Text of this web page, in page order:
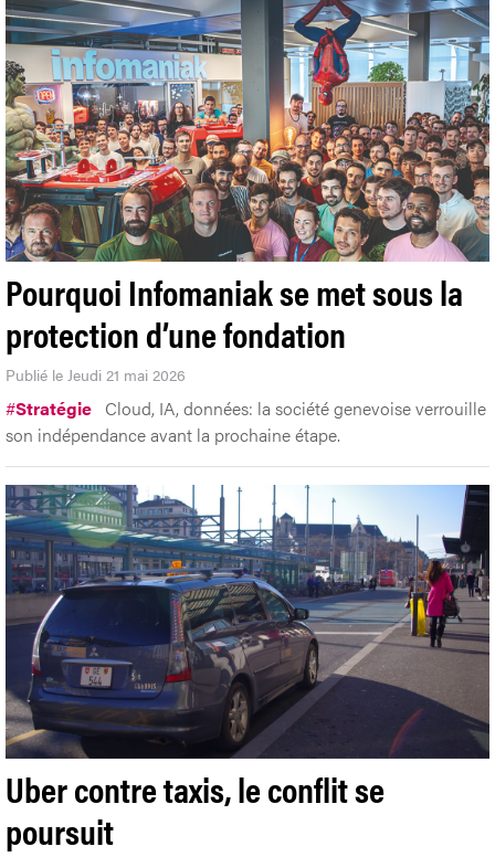
Pourquoi Infomaniak se met sous la
protection d’une fondation
Publié le Jeudi 21 mai 2026
#Stratégie Cloud, IA, données: la société genevoise verrouille
son indépendance avant la prochaine étape.
Uber contre taxis, le conflit se
poursuit